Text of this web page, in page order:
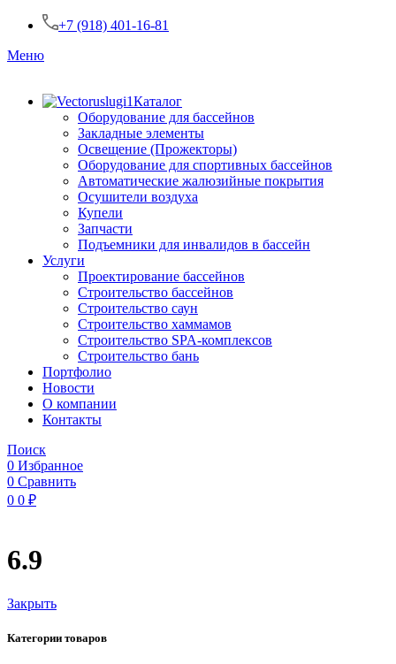
+7 (918) 401-16-81
Меню
Каталог
Оборудование для бассейнов
Закладные элементы
Освещение (Прожекторы)
Оборудование для спортивных бассейнов
Автоматические жалюзийные покрытия
Осушители воздуха
Купели
Запчасти
Подъемники для инвалидов в бассейн
Услуги
Проектирование бассейнов
Строительство бассейнов
Строительство саун
Строительство хаммамов
Строительство SPA-комплексов
Строительство бань
Портфолио
Новости
O компании
Контакты
Поиск
0 Избранное
0 Сравнить
0 0 ₽
6.9
Закрыть
Категории товаров